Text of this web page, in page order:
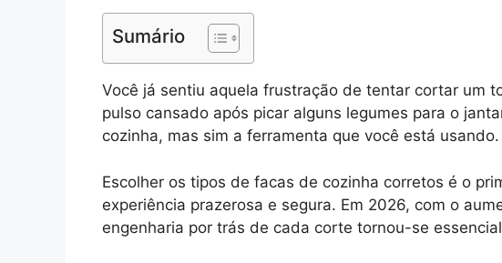
Sumário
Você já sentiu aquela frustração de tentar cortar um
pulso cansado após picar alguns legumes para o
cozinha, mas sim a ferramenta que você está
Escolher os tipos de facas de cozinha corretos é o
experiência prazerosa e segura. Em 2026, com o
engenharia por trás de cada corte tornou-se